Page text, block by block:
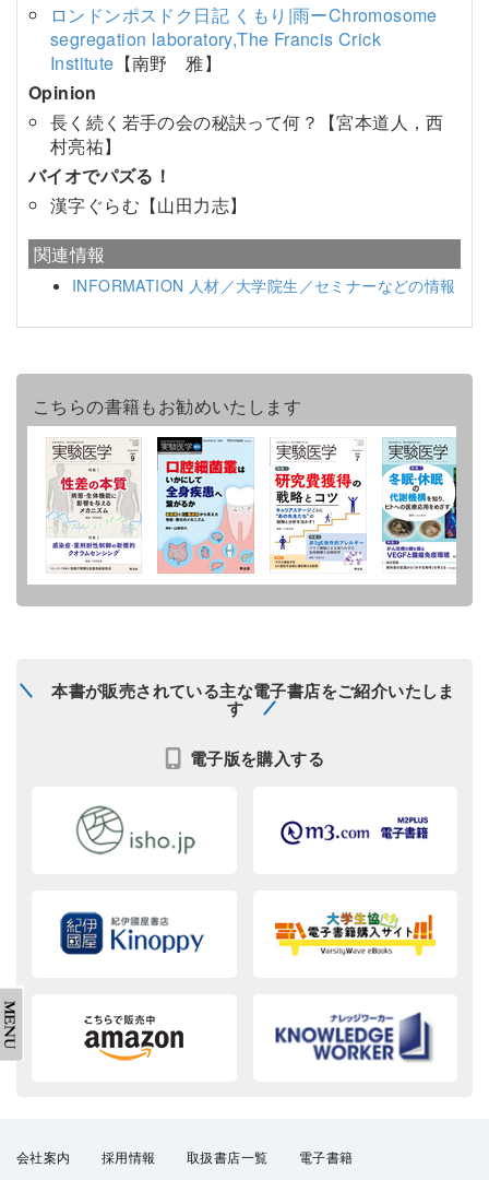
ロンドンポスドク日記 くもり|雨ーChromosome
segregation laboratory,The Francis Crick
Institute 【南野 雅】
Opinion
長く続く若手の会の秘訣って何？【宮本道人，西
村亮祐】
バイオでパズる！
漢字ぐらむ【山田力志】
関連情報
INFORMATION 人材／大学院生／セミナーなどの情報
こちらの書籍もお勧めいたします
本書が販売されている主な電子書店をご紹介いたしま
す
電子版を購入する
会社案内 採用情報 取扱書店一覧
電子書籍